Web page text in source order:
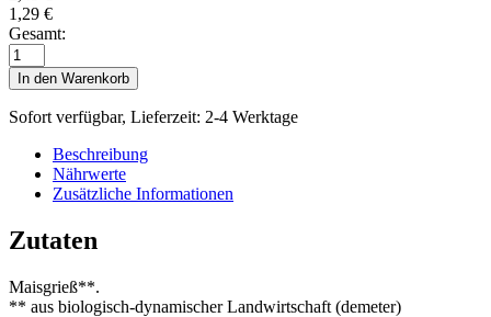
1,29 €
Gesamt:
Polenta
Menge
In den Warenkorb
Sofort verfügbar, Lieferzeit: 2-4 Werktage
Beschreibung
Nährwerte
Zusätzliche Informationen
Zutaten
Maisgrieß**.
** aus biologisch-dynamischer Landwirtschaft (demeter)